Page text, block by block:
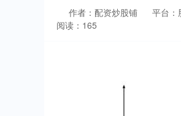
作者：配资炒股铺 平台：
阅读：165